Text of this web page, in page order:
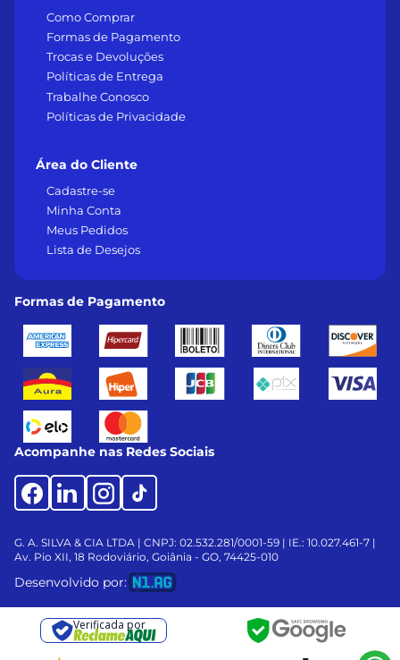
Como Comprar
Formas de Pagamento
Trocas e Devoluções
Políticas de Entrega
Trabalhe Conosco
Políticas de Privacidade
Área do Cliente
Cadastre-se
Minha Conta
Meus Pedidos
Lista de Desejos
Formas de Pagamento
Acompanhe nas Redes Sociais
G. A. SILVA & CIA LTDA | CNPJ: 02.532.281/0001-59 | IE.: 10.027.461-7 |
Av. Pio XII, 18 Rodoviário, Goiânia - GO, 74425-010
Desenvolvido por:
Verificada por